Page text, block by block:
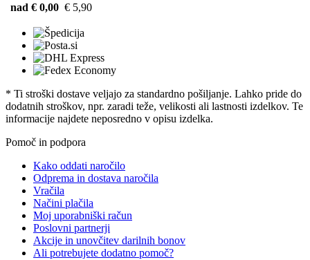
nad € 0,00 € 5,90
* Ti stroški dostave veljajo za standardno pošiljanje. Lahko pride do
dodatnih stroškov, npr. zaradi teže, velikosti ali lastnosti izdelkov. Te
informacije najdete neposredno v opisu izdelka.
Pomoč in podpora
Kako oddati naročilo
Odprema in dostava naročila
Vračila
Načini plačila
Moj uporabniški račun
Poslovni partnerji
Akcije in unovčitev darilnih bonov
Ali potrebujete dodatno pomoč?